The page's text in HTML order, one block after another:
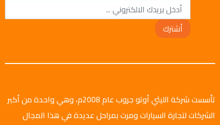
أشترك
تأسست شركة الليثي أوتو جروب عام 2008م، وهي واحدة من أكبر
الشركات لتجارة السيارات ومرت بمراحل عديدة في هذا المجال